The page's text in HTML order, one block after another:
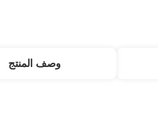
وصف المنتج